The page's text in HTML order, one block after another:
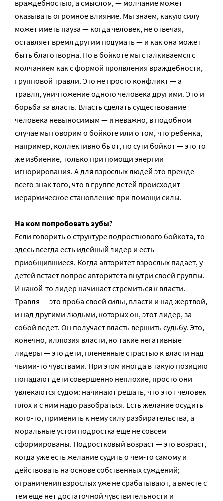
враждебностью, а смыслом, — молчание может
оказывать огромное влияние. Мы знаем, какую силу
может иметь пауза — когда человек, не отвечая,
оставляет время другим подумать — и как она может
быть благотворна. Но в бойкоте мы сталкиваемся с
молчанием как с формой проявления враждебности,
групповой травли. Это не просто конфликт — а
травля, уничтожение одного человека другими. Это и
борьба за власть. Власть сделать существование
человека невыносимым — и неважно, в подобном
случае мы говорим о бойкоте или о том, что ребенка,
например, коллективно бьют, по сути бойкот — это то
же избиение, только при помощи энергии
игнорирования. А для взрослых людей это прежде
всего знак того, что в группе детей происходит
иерархическое становление при помощи силы.
На ком попробовать зубы?
Если говорить о структуре подросткового бойкота, то
здесь всегда есть идейный лидер и есть
приобщившиеся. Когда авторитет взрослых падает, у
детей встает вопрос авторитета внутри своей группы.
И какой-то лидер начинает стремиться к власти.
Травля — это проба своей силы, власти и над жертвой,
и над другими людьми, которых он, этот лидер, за
собой ведет. Он получает власть вершить судьбу. Это,
конечно, иллюзия власти, но такие негативные
лидеры — это дети, плененные страстью к власти над
чьими-то чувствами. При этом иногда в такую позицию
попадают дети совершенно неплохие, просто они
увлекаются судом: начинают решать, что этот человек
плох и с ним надо разобраться. Есть желание осудить
кого-то, применить к нему силу разбирательства, а
моральные устои подростка еще не совсем
сформированы. Подростковый возраст — это возраст,
когда уже есть желание судить о чем-то самому и
действовать на основе собственных суждений;
ограничения взрослых уже не срабатывают, а вместе с
тем еще нет достаточной чувствительности и